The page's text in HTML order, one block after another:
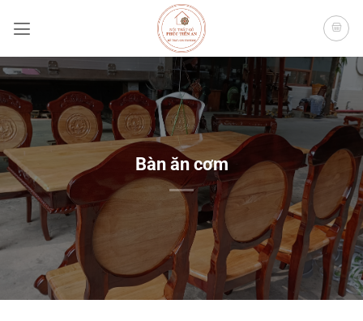
qua
dung
Bàn ăn cơm